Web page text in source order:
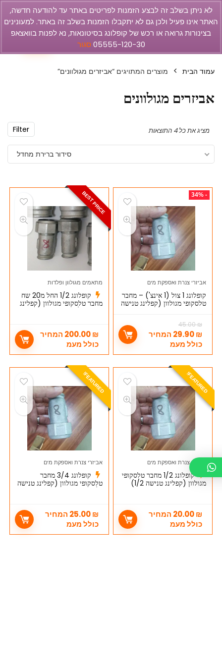
0
עמוד הבית מוצרים המתויגים “אביזרים מגולוונים”
אביזרים מגולוונים
Filter מציג את כל 4 התוצאות
סידור ברירת מחדל
- 34%
אביזרי צנרת ואספקת מים
קופלונג 1 צול (1 אינצ') – מחבר
טלסקופי מגולוון (קפלינג טנישה
45.00₪
29.90₪
המחיר
כולל מעמ
BEST PRICE
מתאמים מגולוון ופלדות
קופלונג 1/2 החל מ20 שח
מחבר טלסקופי מגולוון (קפלינג
200.00₪
המחיר
כולל מעמ
F
E
A
T
U
R
E
D
!
אביזרי צנרת ואספקת מים
קופלונג 1/2 מחבר טלסקופי
מגולוון (קפלינג טנישה 1/2)
20.00₪
המחיר
כולל מעמ
F
E
A
T
U
R
E
D
!
אביזרי צנרת ואספקת מים
קופלונג 3/4 מחבר
טלסקופי מגולוון (קפלינג טנישה
25.00₪
המחיר
כולל מעמ
לא ניתן בשלב זה לבצע הזמנות לפריטים באתר עד להודעה חדשה,
האתר אינו פעיל ולכן גם לא יתקבלו הזמנות בשלב זה באתר. למעונינים
בצינורות גרואה או רכש של קופלונג בסיטונאות, נא לפנות בוואצאפ
05555-120-30 סגור